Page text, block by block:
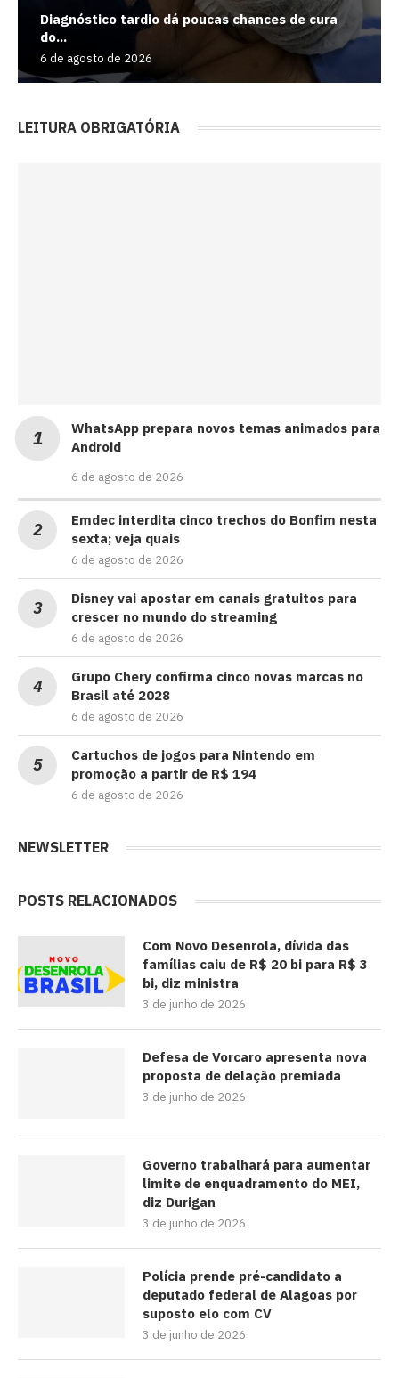
Diagnóstico tardio dá poucas chances de cura
do...
6 de agosto de 2026
LEITURA OBRIGATÓRIA
WhatsApp prepara novos temas animados para
Android
6 de agosto de 2026
Emdec interdita cinco trechos do Bonfim nesta
sexta; veja quais
6 de agosto de 2026
Disney vai apostar em canais gratuitos para
crescer no mundo do streaming
6 de agosto de 2026
Grupo Chery confirma cinco novas marcas no
Brasil até 2028
6 de agosto de 2026
Cartuchos de jogos para Nintendo em
promoção a partir de R$ 194
6 de agosto de 2026
NEWSLETTER
POSTS RELACIONADOS
Com Novo Desenrola, dívida das
famílias caiu de R$ 20 bi para R$ 3
bi, diz ministra
3 de junho de 2026
Defesa de Vorcaro apresenta nova
proposta de delação premiada
3 de junho de 2026
Governo trabalhará para aumentar
limite de enquadramento do MEI,
diz Durigan
3 de junho de 2026
Polícia prende pré-candidato a
deputado federal de Alagoas por
suposto elo com CV
3 de junho de 2026